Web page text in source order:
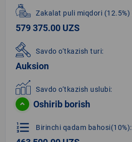
Zakalat puli miqdori (12.5%)
579 375.00 UZS
Savdo o‘tkazish turi:
Auksion
Savdo o‘tkazish uslubi:
Oshirib borish
format_list_numbered Birinchi qadam bahosi(10%):